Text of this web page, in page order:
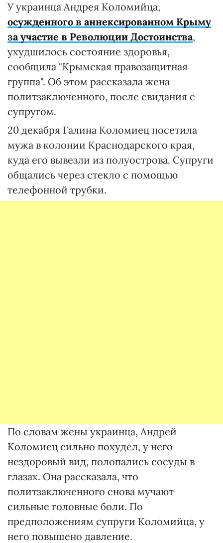
У украинца Андрея Коломийца,
осужденного в аннексированном Крыму
за участие в Революции Достоинства,
ухудшилось состояние здоровья,
сообщила "Крымская правозащитная
группа". Об этом рассказала жена
политзаключенного, после свидания с
супругом.
20 декабря Галина Коломиец посетила
мужа в колонии Краснодарского края,
куда его вывезли из полуострова. Супруги
общались через стекло с помощью
телефонной трубки.
По словам жены украинца, Андрей
Коломиец сильно похудел, у него
нездоровый вид, полопались сосуды в
глазах. Она рассказала, что
политзаключенного снова мучают
сильные головные боли. По
предположениям супруги Коломийца, у
него повышено давление.